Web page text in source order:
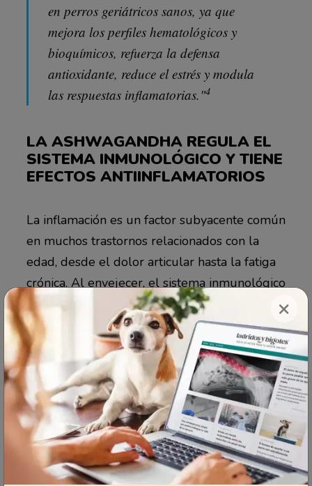
en perros geriátricos sanos, ya que
mejora los perfiles hematológicos y
bioquímicos, refuerza la defensa
antioxidante, reduce el estrés y modula
las respuestas inflamatorias."4
LA ASHWAGANDHA REGULA EL
SISTEMA INMUNOLÓGICO Y TIENE
EFECTOS ANTIINFLAMATORIOS
La inflamación es un factor subyacente común
en muchos trastornos relacionados con la
edad, desde el dolor articular hasta la fatiga
crónica. Al envejecer, el sistema inmunológico
también empieza a funcionar con menos
eficacia, un proceso conocido como
inmunosenescencia. Esto podría causar
inflamación crónica de baja intensidad, una
mayor tendencia a enfermarse y una
recuperación más lenta tras una lesión.
El estudio mostró que la ashwagandha tiene
potentes efectos inmunomoduladores y
×